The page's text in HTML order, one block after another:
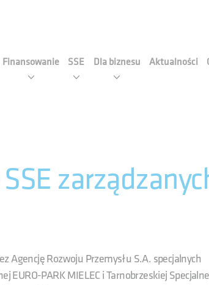
Finansowanie SSE Dla biznesu Aktualności
Agencję Rozwoju Przemysłu S.A. specjalnych
EURO-PARK MIELEC i Tarnobrzeskiej